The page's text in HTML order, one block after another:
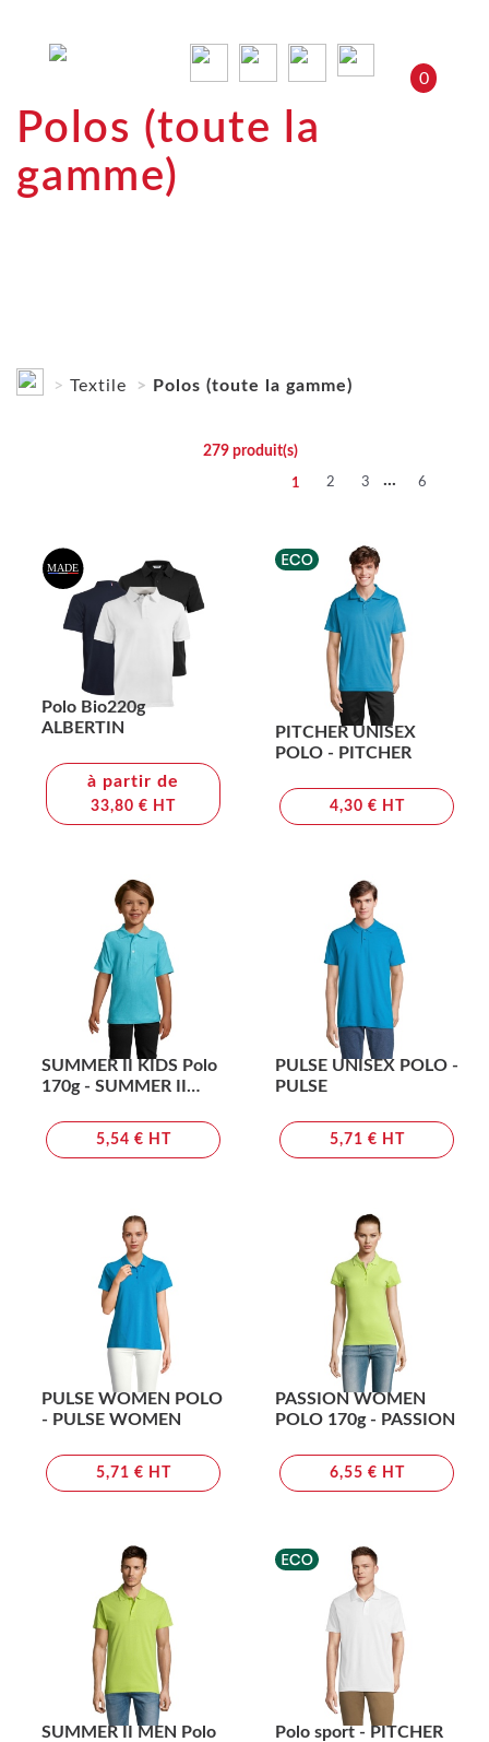
0
Polos (toute la
gamme)
Textile Polos (toute la gamme)
279produit(s)
1 2 3 ... 6
Polo Bio220g
ALBERTIN
à partir de
33,80 € HT
PITCHER UNISEX
POLO - PITCHER
4,30 € HT
SUMMER II KIDS Polo
170g - SUMMER II
5,54 € HT
PULSE UNISEX POLO -
PULSE
5,71 € HT
PULSE WOMEN POLO
- PULSE WOMEN
5,71 € HT
PASSION WOMEN
POLO 170g - PASSION
6,55 € HT
SUMMER II MEN Polo
Polo sport - PITCHER